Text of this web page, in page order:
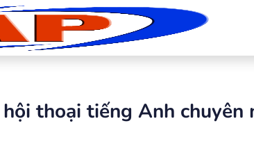
thoại tiếng Anh chuyên